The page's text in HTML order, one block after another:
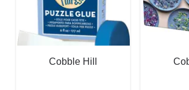
Cobble Hill